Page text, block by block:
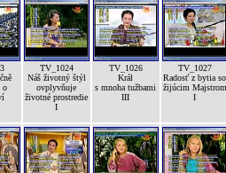
o
TV_1024
Náš životný štýl
ovplyvňuje
životné prostredie
I
TV_1026
Král
s mnoha tužbami
III
TV_1027
Radosť z bytia so
žijúcim Majstrom
I